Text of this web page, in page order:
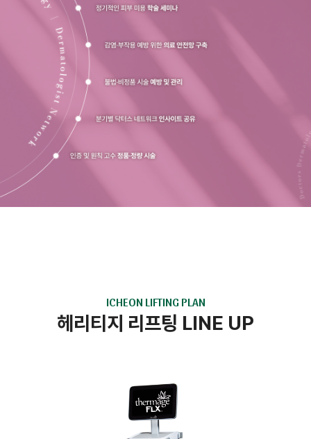
ICHEON LIFTING PLAN
헤리티지 리프팅 LINE UP